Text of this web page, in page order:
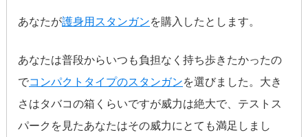
あなたが護身用スタンガンを購入したとします。
あなたは普段からいつも負担なく持ち歩きたかったの
でコンパクトタイプのスタンガンを選びました。大き
さはタバコの箱くらいですが威力は絶大で、テストス
パークを見たあなたはその威力にとても満足しまし